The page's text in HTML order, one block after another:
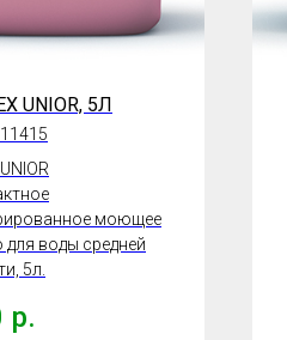
UNIOR, 5Л
11415
моющее
для воды средней
5л.
р.